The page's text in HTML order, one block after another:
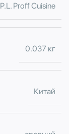
P.L. Proff Cuisine
0.037 кг
Китай